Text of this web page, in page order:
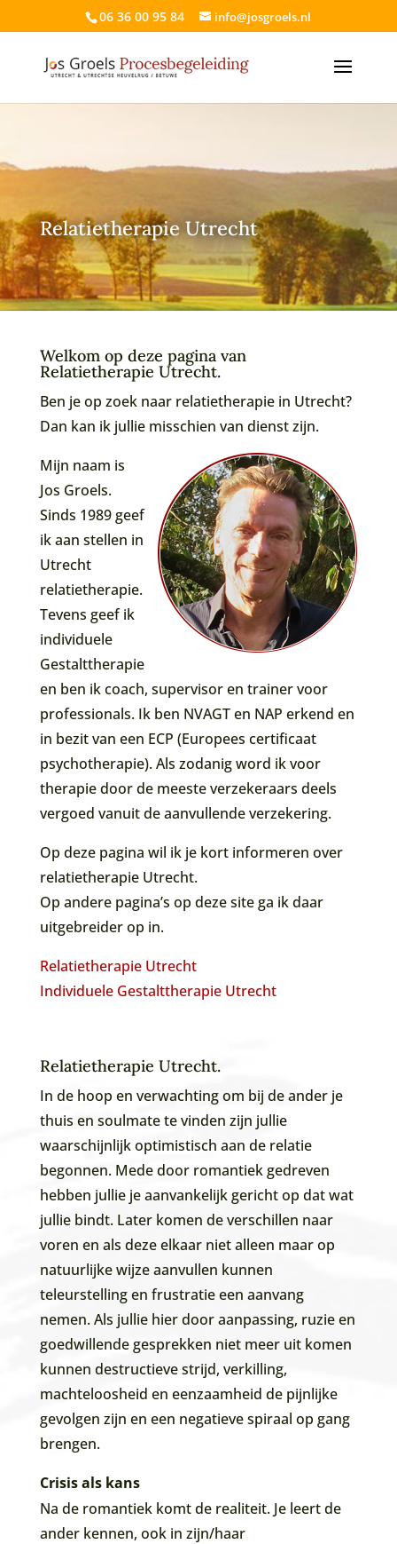
06 36 00 95 84 info@josgroels.nl
Relatietherapie Utrecht
Welkom op deze pagina van
Relatietherapie Utrecht.
Ben je op zoek naar relatietherapie in Utrecht?
Dan kan ik jullie misschien van dienst zijn.
Mijn naam is
Jos Groels.
Sinds 1989 geef
ik aan stellen in
Utrecht
relatietherapie.
Tevens geef ik
individuele
Gestalttherapie
en ben ik coach, supervisor en trainer voor
professionals. Ik ben NVAGT en NAP erkend en
in bezit van een ECP (Europees certificaat
psychotherapie). Als zodanig word ik voor
therapie door de meeste verzekeraars deels
vergoed vanuit de aanvullende verzekering.
Op deze pagina wil ik je kort informeren over
relatietherapie Utrecht.
Op andere pagina’s op deze site ga ik daar
uitgebreider op in.
Relatietherapie Utrecht
Individuele Gestalttherapie Utrecht
Relatietherapie Utrecht.
In de hoop en verwachting om bij de ander je
thuis en soulmate te vinden zijn jullie
waarschijnlijk optimistisch aan de relatie
begonnen. Mede door romantiek gedreven
hebben jullie je aanvankelijk gericht op dat wat
jullie bindt. Later komen de verschillen naar
voren en als deze elkaar niet alleen maar op
natuurlijke wijze aanvullen kunnen
teleurstelling en frustratie een aanvang
nemen. Als jullie hier door aanpassing, ruzie en
goedwillende gesprekken niet meer uit komen
kunnen destructieve strijd, verkilling,
machteloosheid en eenzaamheid de pijnlijke
gevolgen zijn en een negatieve spiraal op gang
brengen.
Crisis als kans
Na de romantiek komt de realiteit. Je leert de
ander kennen, ook in zijn/haar